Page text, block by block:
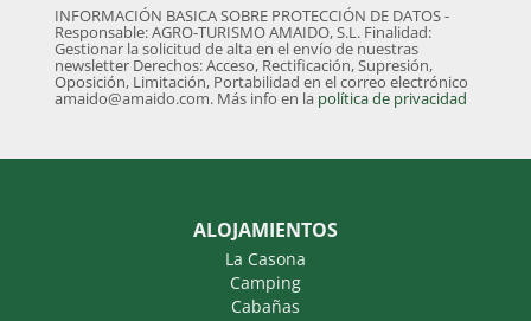
INFORMACIÓN BASICA SOBRE PROTECCIÓN DE DATOS -
Responsable: AGRO-TURISMO AMAIDO, S.L. Finalidad:
Gestionar la solicitud de alta en el envío de nuestras
newsletter Derechos: Acceso, Rectificación, Supresión,
Oposición, Limitación, Portabilidad en el correo electrónico
amaido@amaido.com. Más info en la política de privacidad
ALOJAMIENTOS
La Casona
Camping
Cabañas